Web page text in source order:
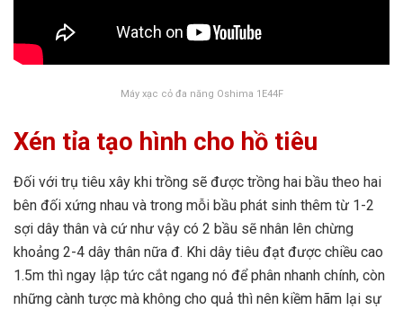
Máy xạc cỏ đa năng Oshima 1E44F
Xén tỉa tạo hình cho hồ tiêu
Đối với trụ tiêu xây khi trồng sẽ được trồng hai bầu theo hai
bên đối xứng nhau và trong mỗi bầu phát sinh thêm từ 1-2
sợi dây thân và cứ như vậy có 2 bầu sẽ nhân lên chừng
khoảng 2-4 dây thân nữa đ. Khi dây tiêu đạt được chiều cao
1.5m thì ngay lập tức cắt ngang nó để phân nhanh chính, còn
những cành tược mà không cho quả thì nên kiềm hãm lại sự